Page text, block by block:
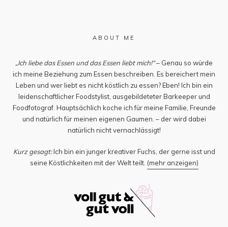
ABOUT ME
„Ich liebe das Essen und das Essen liebt mich!“– Genau so würde
ich meine Beziehung zum Essen beschreiben. Es bereichert mein
Leben und wer liebt es nicht köstlich zu essen? Eben! Ich bin ein
leidenschaftlicher Foodstylist, ausgebildeteter Barkeeper und
Foodfotograf. Hauptsächlich koche ich für meine Familie, Freunde
und natürlich für meinen eigenen Gaumen. – der wird dabei
natürlich nicht vernachlässigt!
Kurz gesagt:Ich bin ein junger kreativer Fuchs, der gerne isst und
seine Köstlichkeiten mit der Welt teilt. (mehr anzeigen)